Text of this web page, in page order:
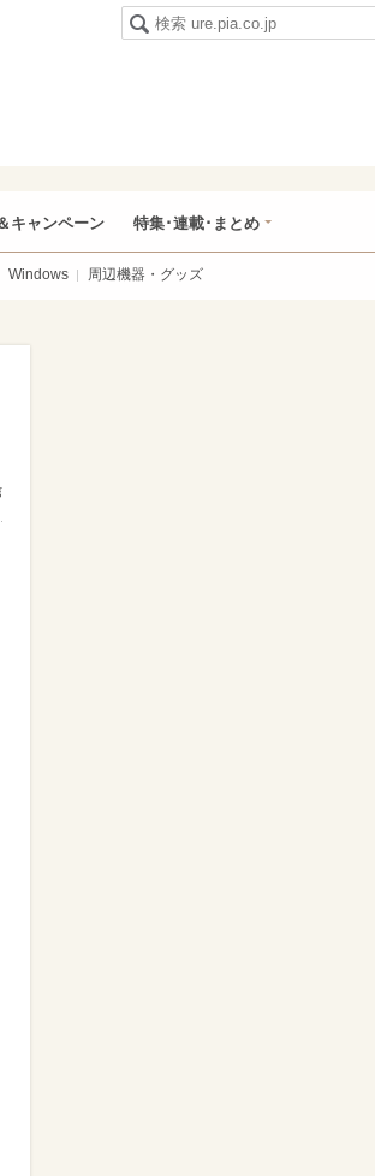
キャンペーン 特集･連載･まとめ
Windows 周辺機器・グッズ